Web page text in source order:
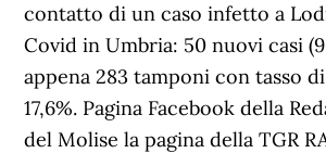
contatto di un caso infetto a
Covid in Umbria: 50 nuovi casi
appena 283 tamponi con tasso
17,6%. Pagina Facebook della
del Molise la pagina della TGR